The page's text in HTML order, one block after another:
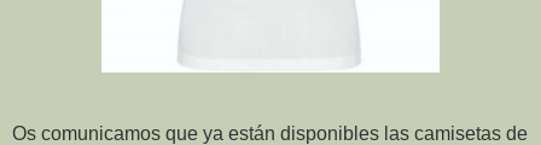
Os comunicamos que ya están disponibles las camisetas de